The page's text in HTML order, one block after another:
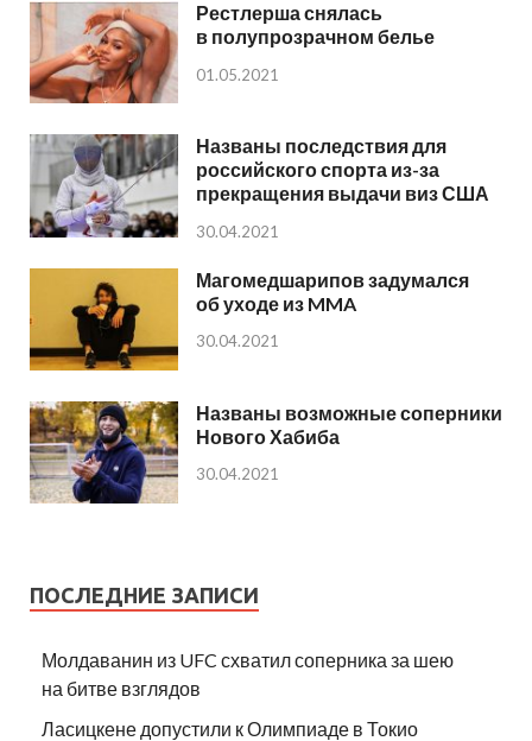
Рестлерша снялась
в полупрозрачном белье
01.05.2021
Названы последствия для
российского спорта из-за
прекращения выдачи виз США
30.04.2021
Магомедшарипов задумался
об уходе из MMA
30.04.2021
Названы возможные соперники
Нового Хабиба
30.04.2021
ПОСЛЕДНИЕ ЗАПИСИ
Молдаванин из UFC схватил соперника за шею
на битве взглядов
Ласицкене допустили к Олимпиаде в Токио